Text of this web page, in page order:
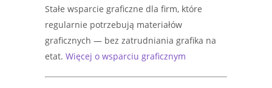
Stałe wsparcie graficzne dla firm, które
regularnie potrzebują materiałów
graficznych — bez zatrudniania grafika na
etat. Więcej o wsparciu graficznym